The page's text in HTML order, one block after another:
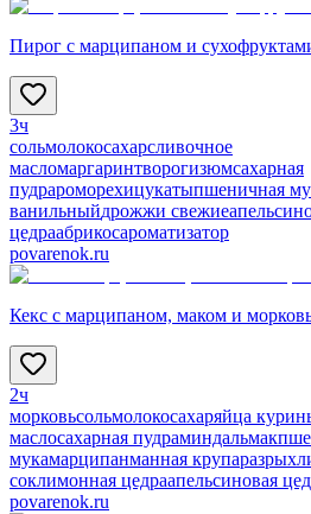
Пирог с марципаном и
3ч
сольмолокосахарсливочное
масломаргаринтворогизюмсахарная
пудрароморехицукатыпшеничная
ванильныйдрожжи свежие
цедраабрикосароматизатор
povarenok.ru
Кекс с марципаном, маком и
2ч
морковьсольмолокосахаряйца
маслосахарная пудраминдальмак
мукамарципанманная крупа
соклимонная цедраапельсиновая
povarenok.ru